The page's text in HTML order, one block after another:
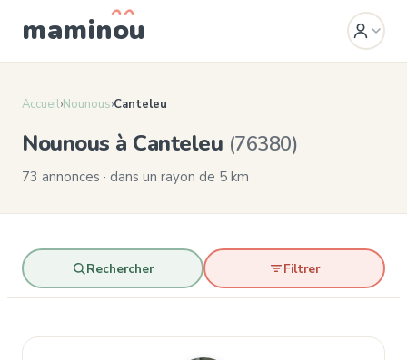
maminou
Accueil›Nounous›Canteleu
Nounous à Canteleu (76380)
73 annonces · dans un rayon de 5 km
Rechercher Filtrer